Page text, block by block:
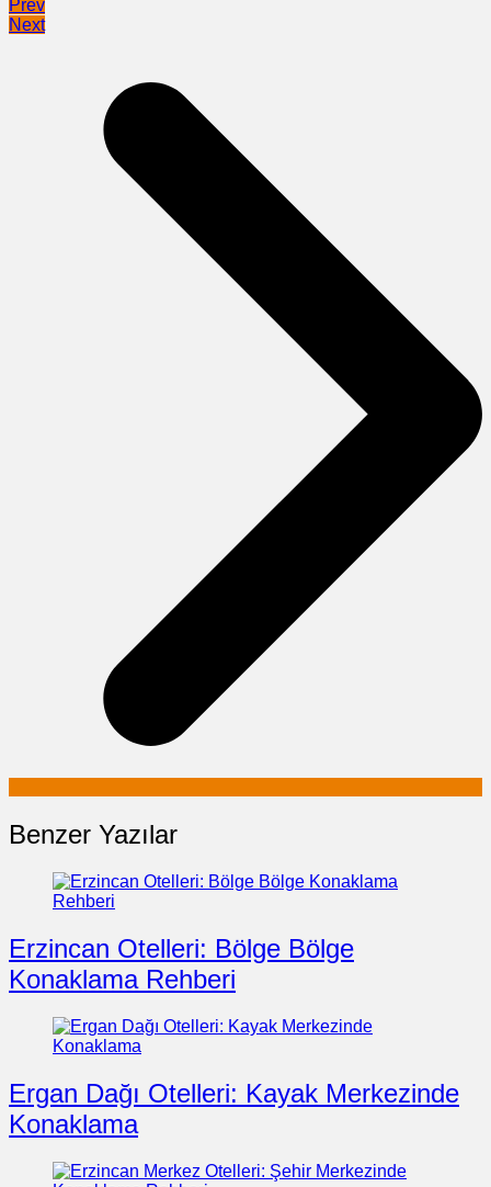
Prev
Next
Benzer Yazılar
Erzincan Otelleri: Bölge Bölge
Konaklama Rehberi
Ergan Dağı Otelleri: Kayak Merkezinde
Konaklama